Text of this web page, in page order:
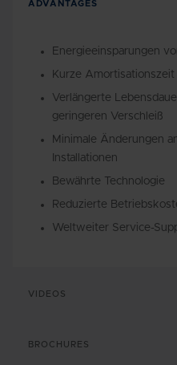
ADVANTAGES
Energieeinsparungen
Kurze Amortisationszeit
Verlängerte
geringeren Verschleiß
Minimale Änderungen
Installationen
Bewährte Technologie
Reduzierte
Weltweiter Service-
VIDEOS
BROCHURES